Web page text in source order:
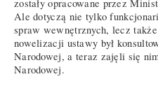
zostały opracowane przez
Ale dotyczą nie tylko
spraw wewnętrznych, lecz
nowelizacji ustawy był
Narodowej, a teraz zajęli się
Narodowej.